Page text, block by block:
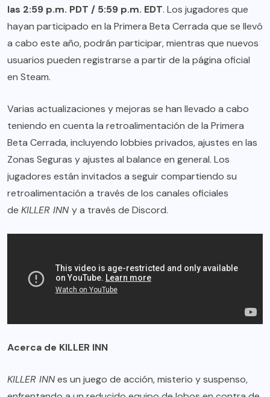
las 2:59 p.m. PDT / 5:59 p.m. EDT. Los jugadores que
hayan participado en la Primera Beta Cerrada que se llevó
a cabo este año, podrán participar, mientras que nuevos
usuarios pueden registrarse a partir de la página oficial
en Steam.
Varias actualizaciones y mejoras se han llevado a cabo
teniendo en cuenta la retroalimentación de la Primera
Beta Cerrada, incluyendo lobbies privados, ajustes en las
Zonas Seguras y ajustes al balance en general. Los
jugadores están invitados a seguir compartiendo su
retroalimentación a través de los canales oficiales
de KILLER INN y a través de Discord.
Acerca de KILLER INN
KILLER INNes un juego de acción, misterio y suspenso,